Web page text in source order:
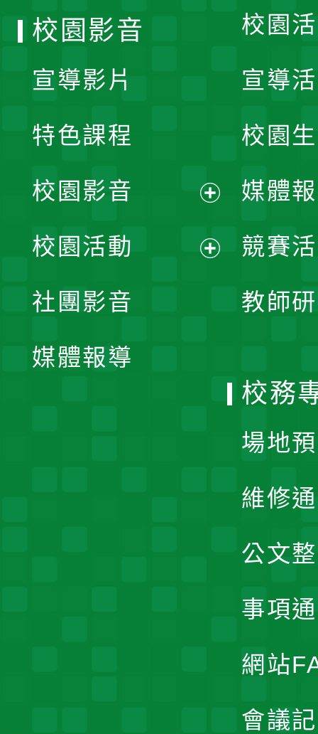
校園
宣導
校園
媒體
競賽
教師
校園影音
宣導影片
特色課程
校園影音
開
校園活動
社團影音
媒體報導
校務
場地
維修
公文
事項
網站
會議